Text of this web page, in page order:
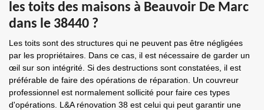
les toits des maisons à Beauvoir De Marc
dans le 38440 ?
Les toits sont des structures qui ne peuvent pas être négligées
par les propriétaires. Dans ce cas, il est nécessaire de garder un
œil sur son intégrité. Si des destructions sont constatées, il est
préférable de faire des opérations de réparation. Un couvreur
professionnel est normalement sollicité pour faire ces types
d'opérations. L&A rénovation 38 est celui qui peut garantir une